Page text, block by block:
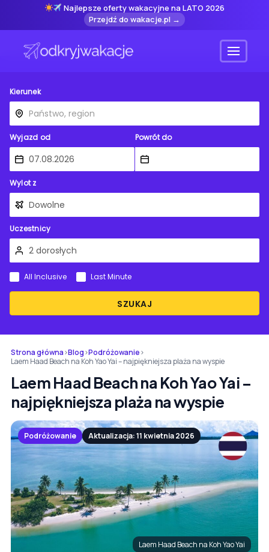
Najlepsze oferty wakacyjne na LATO 2026
Przejdź do wakacje.pl →
Menu
Kierunek
Wyjazd od Powrót do
Wylot z
Uczestnicy
SZUKAJ
All Inclusive Last Minute
Strona główna›Blog›Podróżowanie›
Laem Haad Beach na Koh Yao Yai – najpiękniejsza plaża na wyspie
Laem Haad Beach na Koh Yao Yai –
najpiękniejsza plaża na wyspie
Podróżowanie Aktualizacja: 11 kwietnia 2026
Laem Haad Beach na Koh Yao Yai